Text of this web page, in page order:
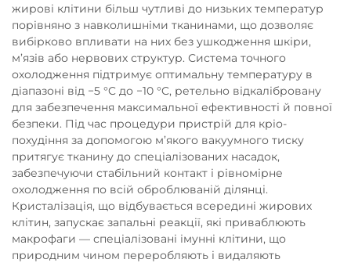
жирові клітини більш чутливі до низьких температур
порівняно з навколишніми тканинами, що дозволяє
вибірково впливати на них без ушкодження шкіри,
м’язів або нервових структур. Система точного
охолодження підтримує оптимальну температуру в
діапазоні від −5 °C до −10 °C, ретельно відкалібровану
для забезпечення максимальної ефективності й повної
безпеки. Під час процедури пристрій для кріо-
похудіння за допомогою м’якого вакуумного тиску
притягує тканину до спеціалізованих насадок,
забезпечуючи стабільний контакт і рівномірне
охолодження по всій оброблюваній ділянці.
Кристалізація, що відбувається всередині жирових
клітин, запускає запальні реакції, які приваблюють
макрофаги — спеціалізовані імунні клітини, що
природним чином переробляють і видаляють